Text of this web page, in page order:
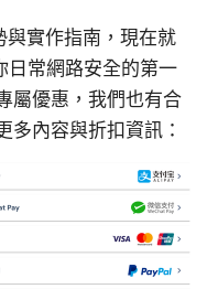
實作指南，現在就
日常網路安全的第一
屬優惠，我們也有合
多內容與折扣資訊：